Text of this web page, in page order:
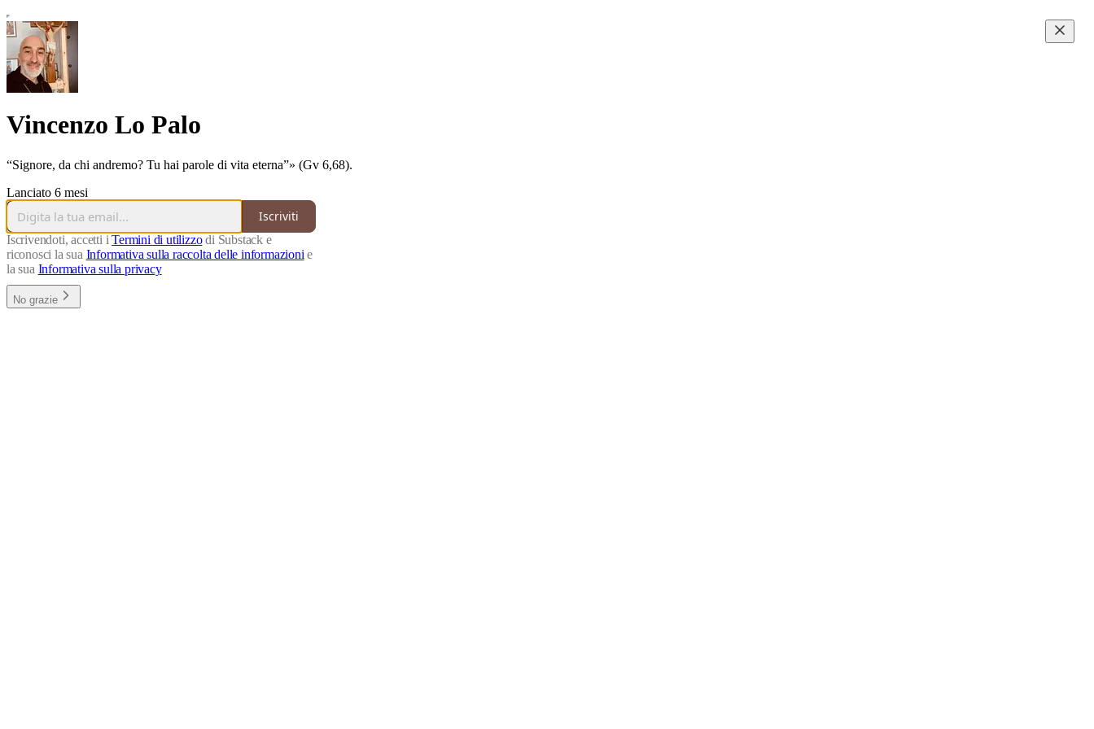
Vincenzo Lo Palo
“Signore, da chi andremo? Tu hai parole di vita eterna”» (Gv 6,68).
Lanciato 6 mesi
Iscriviti
Iscrivendoti, accetti iTermini di utilizzodi Substack e
riconosci la sua Informativa sulla raccolta delle informazioni e
la sua Informativa sulla privacy
No grazie